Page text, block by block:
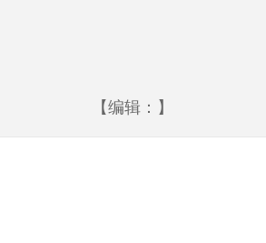
【编辑：】